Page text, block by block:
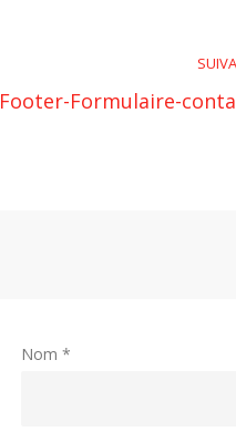
Footer-Formulaire-
Nom *